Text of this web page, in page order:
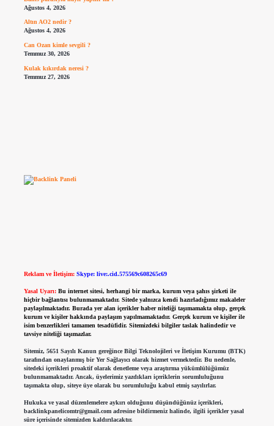
Ağustos 4, 2026
Altın AO2 nedir ?
Ağustos 4, 2026
Can Ozan kimle sevgili ?
Temmuz 30, 2026
Kulak kıkırdak neresi ?
Temmuz 27, 2026
Reklam ve İletişim: Skype: live:.cid.575569c608265c69
Yasal Uyarı: Bu internet sitesi, herhangi bir marka, kurum veya şahıs şirketi ile
hiçbir bağlantısı bulunmamaktadır. Sitede yalnızca kendi hazırladığımız makaleler
paylaşılmaktadır. Burada yer alan içerikler haber niteliği taşımamakta olup, gerçek
kurum ve kişiler hakkında paylaşım yapılmamaktadır. Gerçek kurum ve kişiler ile
isim benzerlikleri tamamen tesadüfidir. Sitemizdeki bilgiler taslak halindedir ve
tavsiye niteliği taşımazlar.
Sitemiz, 5651 Sayılı Kanun gereğince Bilgi Teknolojileri ve İletişim Kurumu (BTK)
tarafından onaylanmış bir Yer Sağlayıcı olarak hizmet vermektedir. Bu nedenle,
sitedeki içerikleri proaktif olarak denetleme veya araştırma yükümlülüğümüz
bulunmamaktadır. Ancak, üyelerimiz yazdıkları içeriklerin sorumluluğunu
taşımakta olup, siteye üye olarak bu sorumluluğu kabul etmiş sayılırlar.
Hukuka ve yasal düzenlemelere aykırı olduğunu düşündüğünüz içerikleri,
backlinkpanelicomtr@gmail.comadresine bildirmeniz halinde, ilgili içerikler yasal
süre içerisinde sitemizden kaldırılacaktır.